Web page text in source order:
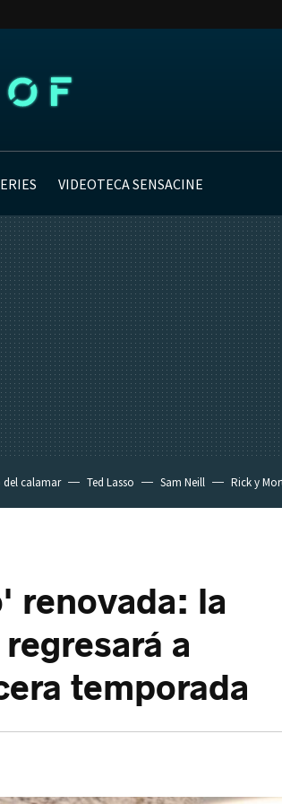
VIDEOTECA SENSACINE
del calamar Ted Lasso Sam Neill Rick y
renovada: la
a
temporada